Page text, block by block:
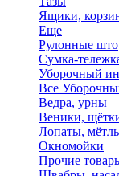
Ящики,
Еще
Рулонные
Сумка-
Уборочный
Все
Ведра, урны
Веники,
Лопаты,
Окномойки
Прочие